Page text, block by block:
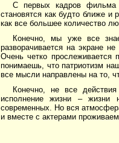
С первых кадров фильма
становятся как будто ближе
как все большее количество
Конечно, мы уже все
разворачивается на экране
Очень четко прослеживается
понимаешь, что патриотизм
все мысли направлены на то,
Конечно, не все
исполнение жизни – жизни
современных. Но вся
и вместе с актерами